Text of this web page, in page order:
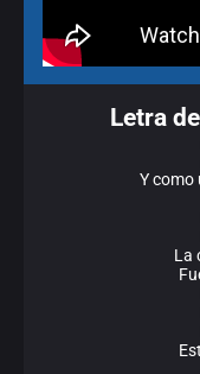
Letra
Y como
La